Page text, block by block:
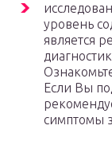
уровень
является
Если Вы
симптомы